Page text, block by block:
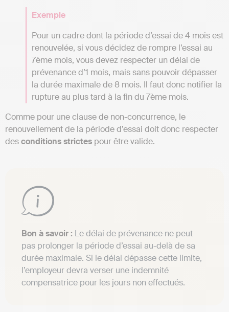
Exemple
Pour un cadre dont la période d’essai de 4 mois est
renouvelée, si vous décidez de rompre l’essai au
7ème mois, vous devez respecter un délai de
prévenance d’1 mois, mais sans pouvoir dépasser
la durée maximale de 8 mois. Il faut donc notifier la
rupture au plus tard à la fin du 7ème mois.
Comme pour une clause de non-concurrence, le
renouvellement de la période d’essai doit donc respecter
desconditions strictes pour être valide.
Bon à savoir : Le délai de prévenance ne peut
pas prolonger la période d’essai au-delà de sa
durée maximale. Si le délai dépasse cette limite,
l’employeur devra verser une indemnité
compensatrice pour les jours non effectués.